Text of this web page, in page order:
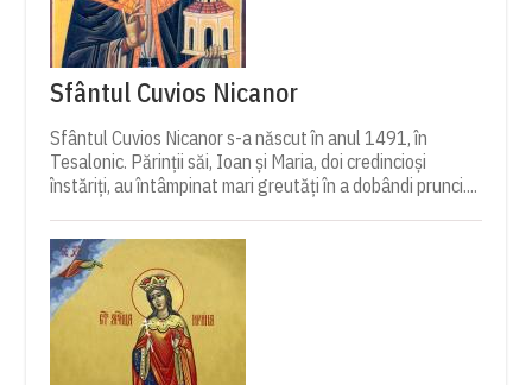
Sfântul Cuvios Nicanor
Sfântul Cuvios Nicanor s-a născut în anul 1491, în
Tesalonic. Părinții săi, Ioan și Maria, doi credincioși
înstăriți, au întâmpinat mari greutăți în a dobândi prunci....